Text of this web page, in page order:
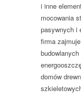
i inne
mocowania
pasywnych i
firma
domów